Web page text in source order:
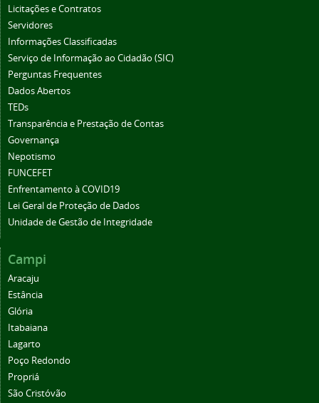
Licitações e Contratos
Servidores
Informações Classificadas
Serviço de Informação ao Cidadão (SIC)
Perguntas Frequentes
Dados Abertos
TEDs
Transparência e Prestação de Contas
Governança
Nepotismo
FUNCEFET
Enfrentamento à COVID19
Lei Geral de Proteção de Dados
Unidade de Gestão de Integridade
Campi
Aracaju
Estância
Glória
Itabaiana
Lagarto
Poço Redondo
Propriá
São Cristóvão